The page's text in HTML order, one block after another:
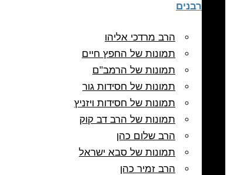
רבנים
הרב מרדכי אליהו
תמונות של החפץ חיים
תמונות של הרמב"ם
תמונות של חסידות גור
תמונות של חסידות ויזניץ
תמונות של הרב דב קוק
הרב שלום כהן
תמונות של סבא ישראל
הרב זמיר כהן